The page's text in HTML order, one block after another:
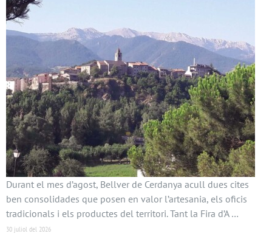
Durant el mes d’agost, Bellver de Cerdanya acull dues cites
ben consolidades que posen en valor l’artesania, els oficis
tradicionals i els productes del territori. Tant la Fira d’A …
30 juliol del 2026